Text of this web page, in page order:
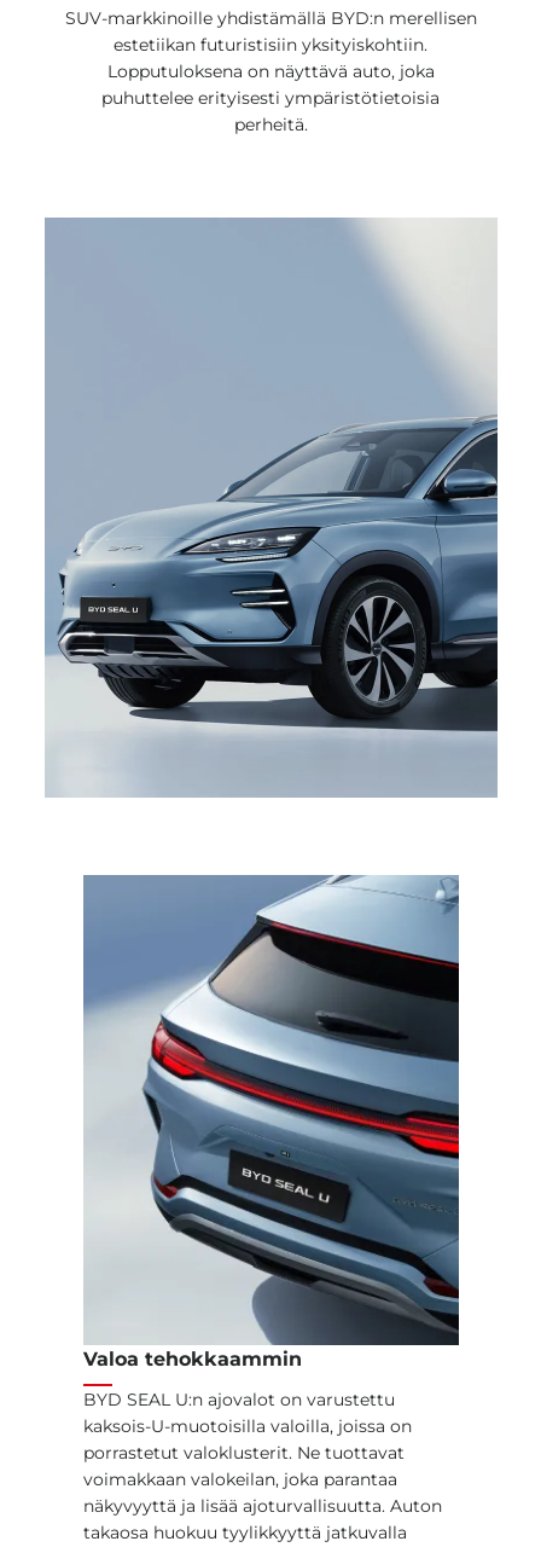
SUV-markkinoille yhdistämällä BYD:n merellisen
estetiikan futuristisiin yksityiskohtiin.
Lopputuloksena on näyttävä auto, joka
puhuttelee erityisesti ympäristötietoisia
perheitä.
Valoa tehokkaammin
BYD SEAL U:n ajovalot on varustettu
kaksois-U-muotoisilla valoilla, joissa on
porrastetut valoklusterit. Ne tuottavat
voimakkaan valokeilan, joka parantaa
näkyvyyttä ja lisää ajoturvallisuutta. Auton
takaosa huokuu tyylikkyyttä jatkuvalla